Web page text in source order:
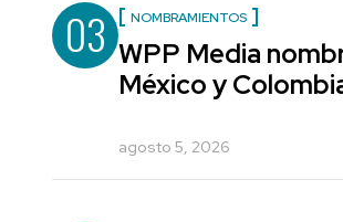
03 NOMBRAMIENTOS
WPP Media
México y
agosto 5, 2026